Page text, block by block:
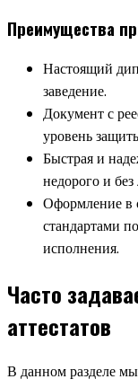
Преимущества
Настоящий
заведение.
Документ с
уровень
Быстрая и
недорого и
Оформление в
стандартами
исполнения.
Часто
аттестатов
В данном разделе